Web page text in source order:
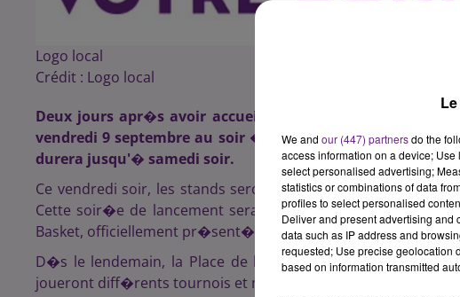
Logo local
Crédit : Logo local
Deux jours apr�s avoir accueilli le Village Handball, la
vendredi 9 septembre au soir � accueillir l'�quipe
durera jusqu'� samedi soir.
Ce vendredi soir, les stands seront d�j� en place, m�me
Cette soir�e de lancement sera surtout l'occasion de voir
Basket, officiellement pr�sent� au public.
D�s le lendemain, la Place de la R�publique se
joueront diff�rents tournois et matchs d'exhibitions.
We and our (447) partnersdo the
access information on a device;
select personalised advertising;
statistics or combinations of data
profiles to select personalised
Deliver and present advertising and
data such as IP address and
requested; Use precise geolocation
based on information transmitted